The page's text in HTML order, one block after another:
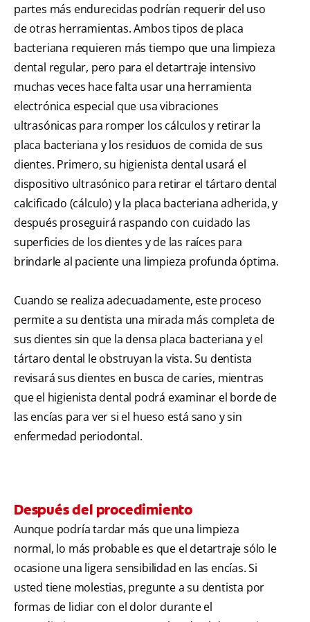
partes más endurecidas podrían requerir del uso
de otras herramientas. Ambos tipos de placa
bacteriana requieren más tiempo que una limpieza
dental regular, pero para el detartraje intensivo
muchas veces hace falta usar una herramienta
electrónica especial que usa vibraciones
ultrasónicas para romper los cálculos y retirar la
placa bacteriana y los residuos de comida de sus
dientes. Primero, su higienista dental usará el
dispositivo ultrasónico para retirar el tártaro dental
calcificado (cálculo) y la placa bacteriana adherida, y
después proseguirá raspando con cuidado las
superficies de los dientes y de las raíces para
brindarle al paciente una limpieza profunda óptima.
Cuando se realiza adecuadamente, este proceso
permite a su dentista una mirada más completa de
sus dientes sin que la densa placa bacteriana y el
tártaro dental le obstruyan la vista. Su dentista
revisará sus dientes en busca de caries, mientras
que el higienista dental podrá examinar el borde de
las encías para ver si el hueso está sano y sin
enfermedad periodontal.
Después del procedimiento
Aunque podría tardar más que una limpieza
normal, lo más probable es que el detartraje sólo le
ocasione una ligera sensibilidad en las encías. Si
usted tiene molestias, pregunte a su dentista por
formas de lidiar con el dolor durante el